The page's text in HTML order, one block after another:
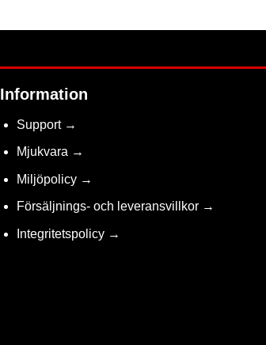
Information
Support →
Mjukvara →
Miljöpolicy →
Försäljnings- och leveransvillkor →
Integritetspolicy →